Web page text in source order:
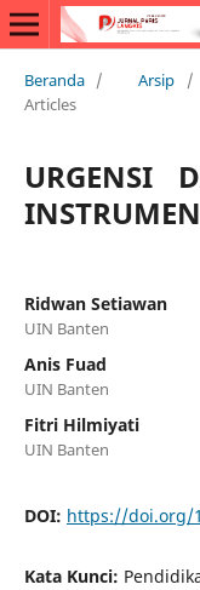
Beranda / Arsip /
Articles
URGENSI
Ridwan Setiawan
UIN Banten
Anis Fuad
UIN Banten
Fitri Hilmiyati
UIN Banten
DOI: https://doi.org/
Kata Kunci: